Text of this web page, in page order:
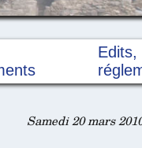
Edits,
Samedi 20 mars